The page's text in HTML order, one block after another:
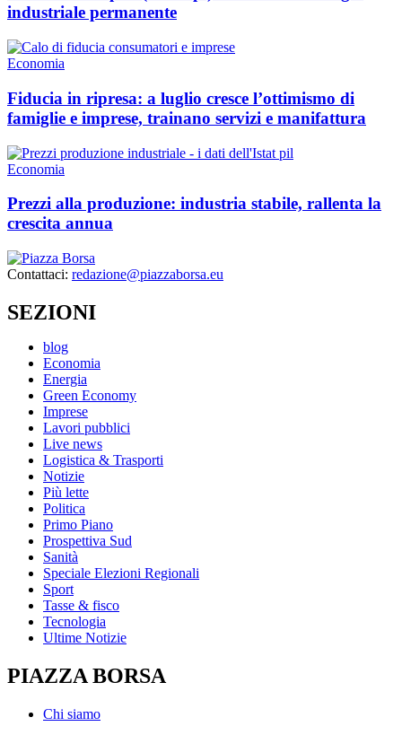
industriale permanente
Economia
Fiducia in ripresa: a luglio cresce l’ottimismo di
famiglie e imprese, trainano servizi e manifattura
Economia
Prezzi alla produzione: industria stabile, rallenta la
crescita annua
Contattaci: redazione@piazzaborsa.eu
SEZIONI
blog
Economia
Energia
Green Economy
Imprese
Lavori pubblici
Live news
Logistica & Trasporti
Notizie
Più lette
Politica
Primo Piano
Prospettiva Sud
Sanità
Speciale Elezioni Regionali
Sport
Tasse & fisco
Tecnologia
Ultime Notizie
PIAZZA BORSA
Chi siamo